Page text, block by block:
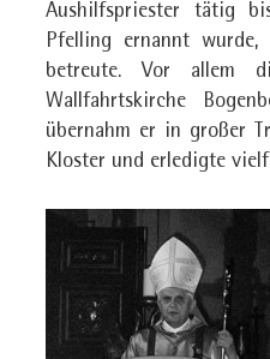
Aushilfspriester tätig
Pfelling ernannt
betreute. Vor allem
Wallfahrtskirche
übernahm er in großer
Kloster und erledigte